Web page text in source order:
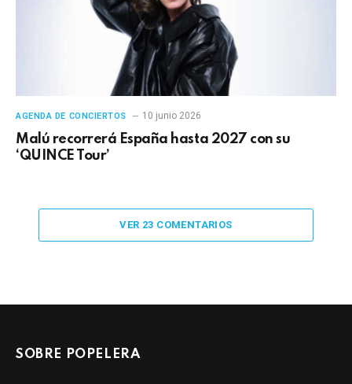
AGENDA DE CONCIERTOS 10 junio 2026
Malú recorrerá España hasta 2027 con su
‘QUINCE Tour’
VER 23 COMENTARIOS
SOBRE POPELERA